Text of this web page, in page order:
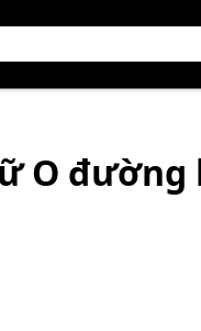
O đường